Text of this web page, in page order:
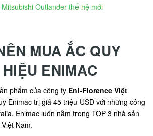
Mitsubishi Outlander thế hệ mới
MUA ẮC QUY
ENIMAC
phẩm của công ty Eni-Florence Việt
Enimac trị giá 45 triệu USD với những công
Enimac luôn nằm trong TOP 3 nhà sản
Nam.